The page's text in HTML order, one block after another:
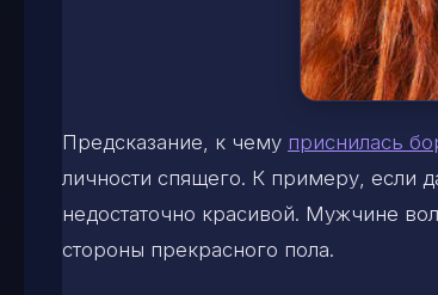
Предсказание, к чему приснилась
личности спящего. К примеру, если
недостаточно красивой. Мужчине
стороны прекрасного пола.